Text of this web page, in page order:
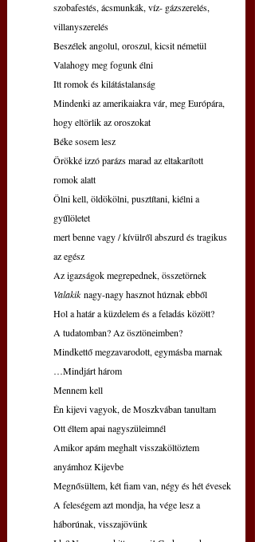
szobafestés, ácsmunkák, víz- gázszerelés,
villanyszerelés
Beszélek angolul, oroszul, kicsit németül
Valahogy meg fogunk élni
Itt romok és kilátástalanság
Mindenki az amerikaiakra vár, meg Európára,
hogy eltörlik az oroszokat
Béke sosem lesz
Örökké izzó parázs marad az eltakarított
romok alatt
Ölni kell, öldökölni, pusztítani, kiélni a
gyűlöletet
mert benne vagy / kívülről abszurd és tragikus
az egész
Az igazságok megrepednek, összetörnek
Valakik nagy-nagy hasznot húznak ebből
Hol a határ a küzdelem és a feladás között?
A tudatomban? Az ösztöneimben?
Mindkettő megzavarodott, egymásba marnak
…Mindjárt három
Mennem kell
Én kijevi vagyok, de Moszkvában tanultam
Ott éltem apai nagyszüleimnél
Amikor apám meghalt visszaköltöztem
anyámhoz Kijevbe
Megnősültem, két fiam van, négy és hét évesek
A feleségem azt mondja, ha vége lesz a
háborúnak, visszajövünk